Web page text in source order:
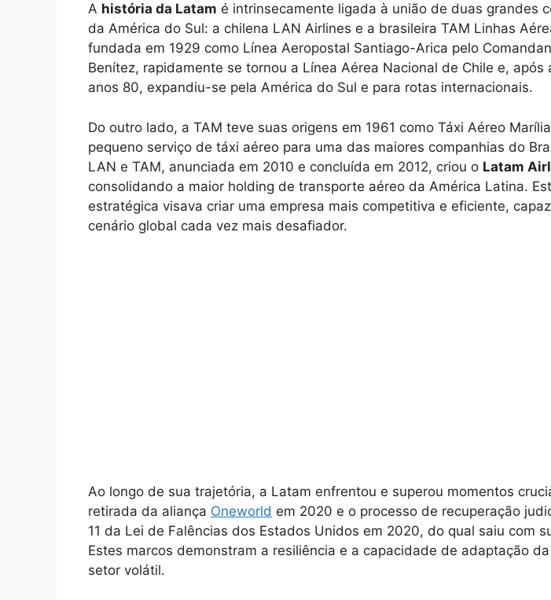
A história da Latam é intrinsecamente ligada à união de duas grandes
da América do Sul: a chilena LAN Airlines e a brasileira TAM Linhas
fundada em 1929 como Línea Aeropostal Santiago-Arica pelo
Benítez, rapidamente se tornou a Línea Aérea Nacional de Chile e, após
anos 80, expandiu-se pela América do Sul e para rotas internacionais.
Do outro lado, a TAM teve suas origens em 1961 como Táxi Aéreo
pequeno serviço de táxi aéreo para uma das maiores companhias do
LAN e TAM, anunciada em 2010 e concluída em 2012, criou o Latam
consolidando a maior holding de transporte aéreo da América Latina.
estratégica visava criar uma empresa mais competitiva e eficiente,
cenário global cada vez mais desafiador.
Ao longo de sua trajetória, a Latam enfrentou e superou momentos
retirada da aliança Oneworld em 2020 e o processo de recuperação
11 da Lei de Falências dos Estados Unidos em 2020, do qual saiu com
Estes marcos demonstram a resiliência e a capacidade de adaptação
setor volátil.